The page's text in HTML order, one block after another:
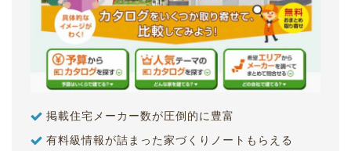
掲載住宅メーカー数が圧倒的に豊富
有料級情報が詰まった家づくりノートもらえる